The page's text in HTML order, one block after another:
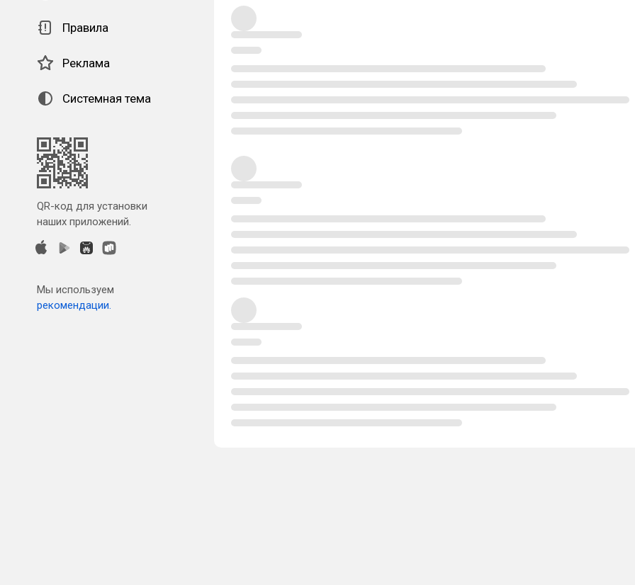
Правила
Реклама
Системная тема
QR-код для установки
наших приложений.
Мы используем
рекомендации.